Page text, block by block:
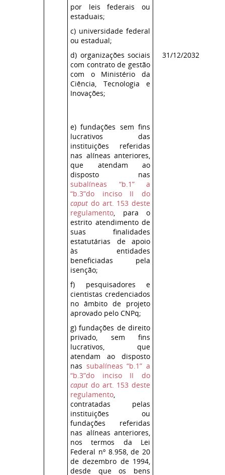
por leis federais ou
estaduais;
c) universidade federal
ou estadual;
d) organizações sociais
com contrato de gestão
com o Ministério da
Ciência, Tecnologia e
Inovações;
31/12/2032
e) fundações sem fins
lucrativos das
instituições referidas
nas alíneas anteriores,
que atendam ao
disposto nas
subalíneas “b.1” a
“b.3”do inciso II do
caput do art. 153 deste
regulamento, para o
estrito atendimento de
suas finalidades
estatutárias de apoio
às entidades
beneficiadas pela
isenção;
f) pesquisadores e
cientistas credenciados
no âmbito de projeto
aprovado pelo CNPq;
g) fundações de direito
privado, sem fins
lucrativos, que
atendam ao disposto
nas subalíneas “b.1” a
“b.3”do inciso II do
caput do art. 153 deste
regulamento,
contratadas pelas
instituições ou
fundações referidas
nas alíneas anteriores,
nos termos da Lei
Federal nº 8.958, de 20
de dezembro de 1994,
desde que os bens